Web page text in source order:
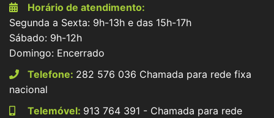
Horário de atendimento:
Segunda a Sexta: 9h-13h e das 15h-17h
Sábado: 9h-12h
Domingo: Encerrado
Telefone: 282 576 036 Chamada para rede fixa
nacional
Telemóvel: 913 764 391 - Chamada para rede